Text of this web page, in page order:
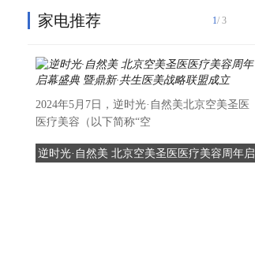
家电推荐
逆时光·自然美 北京空美圣医医疗美容周年启
2024年5月7日，逆时光·自然美北京空美圣医
医疗美容（以下简称“空
1/ 3